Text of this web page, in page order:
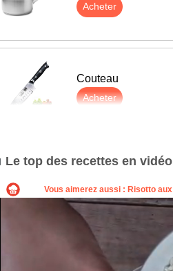
Acheter
Couteau
Acheter
Le top des recettes en vidéo